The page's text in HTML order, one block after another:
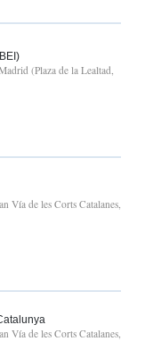
(Plaza de la Lealtad,
Vía de les Corts Catalanes,
Vía de les Corts Catalanes,